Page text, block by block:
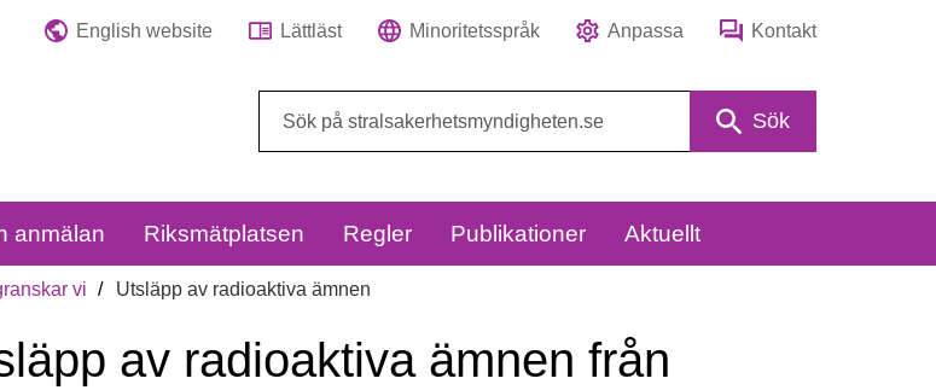
English website Lättläst Minoritetsspråk Anpassa Kontakt
Sök
anmälan Riksmätplatsen Regler Publikationer Aktuellt
vi Utsläpp av radioaktiva ämnen
av radioaktiva ämnen från